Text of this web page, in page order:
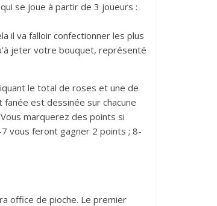
se joue à partir de 3 joueurs :
il va falloir confectionner les plus
jeter votre bouquet, représenté
le total de roses et une de
est dessinée sur chacune
marquerez des points si
vous feront gagner 2 points ; 8-
office de pioche. Le premier